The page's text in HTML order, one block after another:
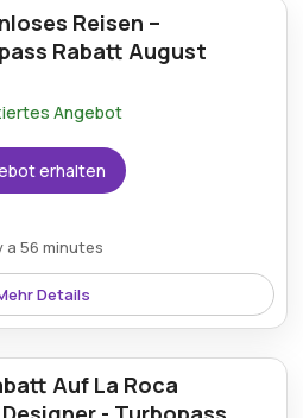
verwenden.
Reisen –
Rabatt August
Angebot
erhalten
a 56 minutes
Details
wird durch ausgewählte
Rahmen des aktuellen
Zeit verfügbar sind.
Auf La Roca